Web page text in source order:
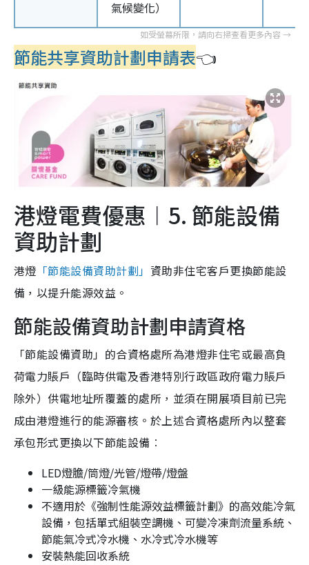
氣候變化）
節能共享資助計劃申請表👈
港燈電費優惠︱5. 節能設備
資助計劃
港燈 「節能設備資助計劃」 資助非住宅客戶更換節能設
備，以提升能源效益。
節能設備資助計劃申請資格
「節能設備資助」的合資格處所為港燈非住宅或最高負
荷電力賬戶（臨時供電及香港特別行政區政府電力賬戶
除外）供電地址所覆蓋的處所，並須在開展項目前已完
成由港燈進行的能源審核。於上述合資格處所內以整套
承包形式更換以下節能設備︰
LED燈膽/筒燈/光管/燈帶/燈盤
一級能源標籤冷氣機
不適用於《強制性能源效益標籤計劃》的高效能冷氣
設備，包括單式組裝空調機、可變冷凍劑流量系統、
節能氣冷式冷水機、水冷式冷水機等
安裝熱能回收系統